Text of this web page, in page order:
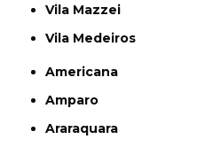
Vila Mazzei
Vila Medeiros
Americana
Amparo
Araraquara